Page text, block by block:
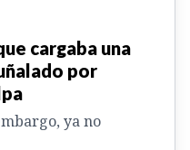
cargaba una
por
ya no